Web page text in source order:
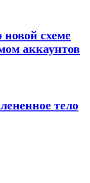
схеме
аккаунтов
тело